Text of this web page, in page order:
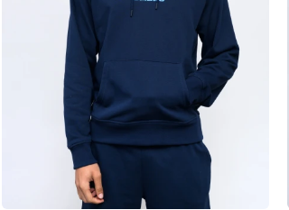
AGREGAR AL CARRITO